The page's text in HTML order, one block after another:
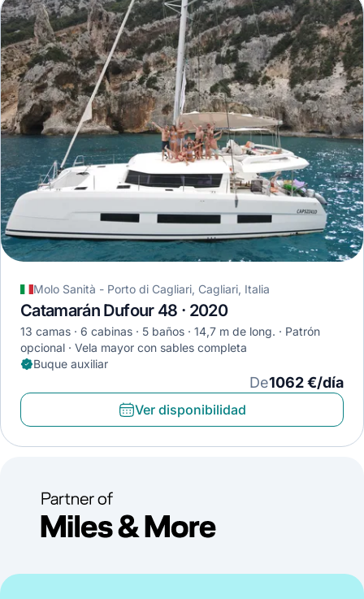
Molo Sanità - Porto di Cagliari, Cagliari, Italia
Catamarán Dufour 48 · 2020
13 camas 6 cabinas 5 baños 14,7 m de long.
Patrón
opcional
Vela mayor con sables completa
Buque auxiliar
De1062 €/día
Ver disponibilidad